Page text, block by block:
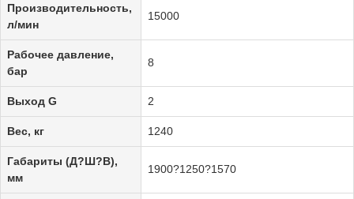
Производительность,
л/мин
15000
Рабочее давление,
бар
8
Выход G 2
Вес, кг 1240
Габариты (Д?Ш?В),
мм
1900?1250?1570